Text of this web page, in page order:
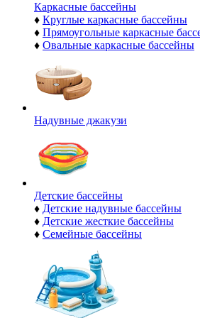
Каркасные бассейны
♦ Круглые каркасные бассейны
♦ Прямоугольные каркасные
♦ Овальные каркасные бассейны
Надувные джакузи
Детские бассейны
♦ Детские надувные бассейны
♦ Детские жесткие бассейны
♦ Семейные бассейны